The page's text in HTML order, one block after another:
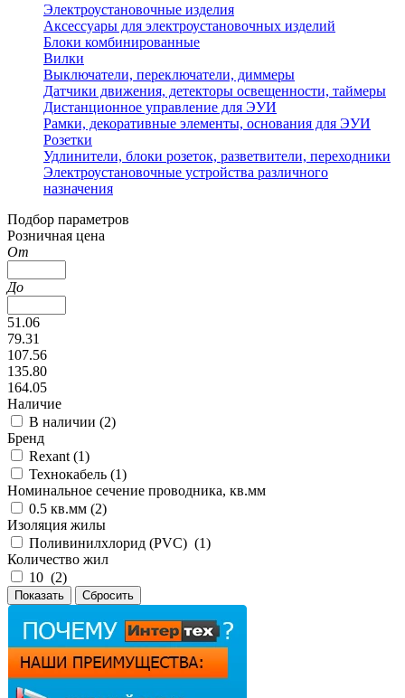
Электроустановочные изделия
Аксессуары для электроустановочных изделий
Блоки комбинированные
Вилки
Выключатели, переключатели, диммеры
Датчики движения, детекторы освещенности, таймеры
Дистанционное управление для ЭУИ
Рамки, декоративные элементы, основания для ЭУИ
Розетки
Удлинители, блоки розеток, разветвители, переходники
Электроустановочные устройства различного
назначения
Подбор параметров
Розничная цена
От
До
51.06
79.31
107.56
135.80
164.05
Наличие
В наличии (2)
Бренд
Rexant (1)
Технокабель (1)
Номинальное сечение проводника, кв.мм
0.5 кв.мм (2)
Изоляция жилы
Поливинилхлорид (PVC) (1)
Количество жил
10 (2)